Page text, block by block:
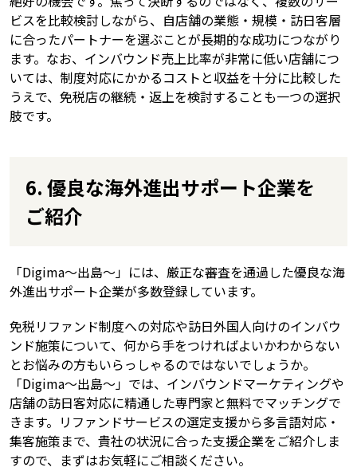
ビスを比較検討しながら、自店舗の業態・規模・訪日客層
に合ったパートナーを選ぶことが長期的な成功につながり
ます。なお、インバウンド売上比率が非常に低い店舗につ
いては、制度対応にかかるコストと収益を十分に比較した
うえで、免税店の継続・返上を検討することも一つの選択
肢です。
6. 優良な海外進出サポート企業を
ご紹介
「Digima〜出島〜」には、厳正な審査を通過した優良な海
外進出サポート企業が多数登録しています。
免税リファンド制度への対応や訪日外国人向けのインバウ
ンド施策について、何から手をつければよいかわからない
とお悩みの方もいらっしゃるのではないでしょうか。
「Digima〜出島〜」では、インバウンドマーケティングや
店舗の訪日客対応に精通した専門家と無料でマッチングで
きます。リファンドサービスの選定支援から多言語対応・
集客施策まで、貴社の状況に合った支援企業をご紹介しま
すので、まずはお気軽にご相談ください。